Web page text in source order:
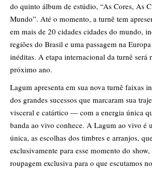
do quinto álbum de estúdio, “As Cores, As
Mundo”. Até o momento, a turnê tem
em mais de 20 cidades cidades do mundo,
regiões do Brasil e uma passagem na
inéditas. A etapa internacional da turnê será
próximo ano.
Lagum apresenta em sua nova turnê faixas
dos grandes sucessos que marcaram sua
visceral e catártico — com a energia única
banda ao vivo conhece. A Lagum ao vivo é
única, as escolhas dos timbres e arranjos,
exclusivamente para esse momento do
roupagem exclusiva para o que escutamos